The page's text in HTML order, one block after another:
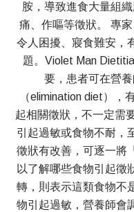
胺，導致進食大量組
痛、作嘔等徵狀。 專
令人困擾、寢食難安，
題。Violet Man
要，患者可在營
（elimination diet），
起相關徵狀，不一定需
引起過敏或食物不耐，
徵狀有改善，可逐一將
以了解哪些食物引起徵
轉，則表示這類食物不
物引起過敏，營養師會